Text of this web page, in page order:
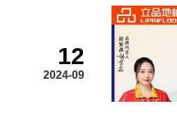
12
2024-09